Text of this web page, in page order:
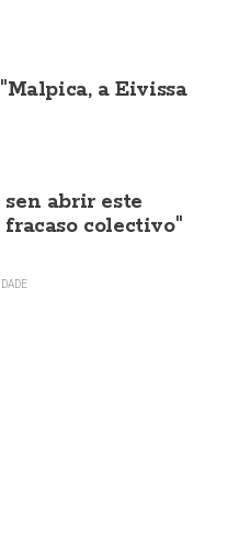
a Eivissa
sen abrir este
colectivo"